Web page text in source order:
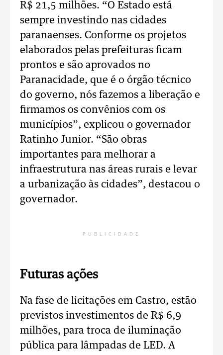
R$ 21,5 milhões. “O Estado está
sempre investindo nas cidades
paranaenses. Conforme os projetos
elaborados pelas prefeituras ficam
prontos e são aprovados no
Paranacidade, que é o órgão técnico
do governo, nós fazemos a liberação e
firmamos os convênios com os
municípios”, explicou o governador
Ratinho Junior. “São obras
importantes para melhorar a
infraestrutura nas áreas rurais e levar
a urbanização às cidades”, destacou o
governador.
PUBLICIDADE
Futuras ações
Na fase de licitações em Castro, estão
previstos investimentos de R$ 6,9
milhões, para troca de iluminação
pública para lâmpadas de LED. A